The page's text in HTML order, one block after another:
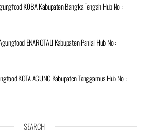
KOBA Kabupaten Bangka Tengah Hub No :
ENAROTALI Kabupaten Paniai Hub No :
KOTA AGUNG Kabupaten Tanggamus Hub No :
SEARCH